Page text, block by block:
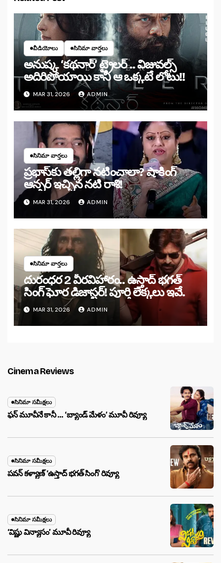
వీడియోలు సినిమా వార్తలు
అనుష్క ‘కథనార్’ ట్రైలర్ .. విజువల్స్
అదిరిపోయాయి కానీ ఆ ఒక్కటే లోటు!!
MAR 31, 2026 ADMIN
సినిమా వార్తలు
ప్రభాస్‌కు తల్లిగా నటించాలా? షాకింగ్
ఆన్సర్ ఇచ్చిన నటి రాశి!
MAR 31, 2026 ADMIN
సినిమా వార్తలు
దురంధర 2 వీరవిహారం.. ఉస్తాద్ భగత్
సింగ్ ఘోర డిజాస్టర్! పూర్తి లెక్కలు ఇవే.
MAR 31, 2026 ADMIN
Cinema Reviews
సినిమా సమీక్షలు
ఫన్ మూవీనే కానీ … ‘బ్యాండ్‌ మేళం’ మూవీ రివ్యూ
సినిమా సమీక్షలు
పవన్ కళ్యాణ్ ‘ఉస్తాద్ భ‌గ‌త్ సింగ్’ రివ్యూ
సినిమా సమీక్షలు
‘విష్ణు విన్యాసం’ మూవీ రివ్యూ